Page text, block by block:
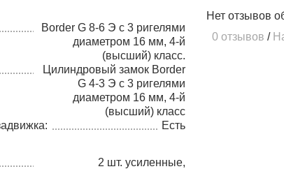
Border G 8-6 Э с 3 ригелями
диаметром 16 мм, 4-й
(высший) класс.
Цилиндровый замок Border
G 4-3 Э с 3 ригелями
диаметром 16 мм, 4-й
(высший) класс
Есть
2 шт. усиленные,
Нет отзывов
0 отзывов /